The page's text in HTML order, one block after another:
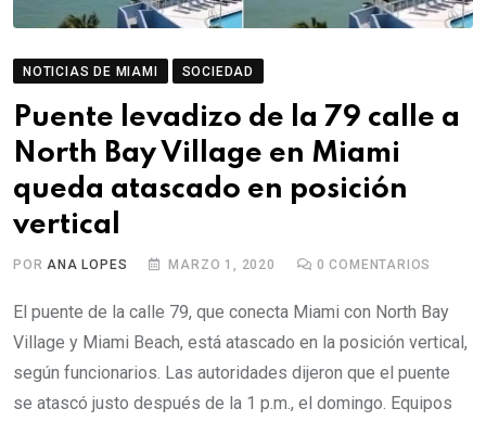
NOTICIAS DE MIAMI SOCIEDAD
Puente levadizo de la 79 calle a
North Bay Village en Miami
queda atascado en posición
vertical
PORANA LOPES MARZO 1, 2020 0 COMENTARIOS
El puente de la calle 79, que conecta Miami con North Bay
Village y Miami Beach, está atascado en la posición vertical,
según funcionarios. Las autoridades dijeron que el puente
se atascó justo después de la 1 p.m., el domingo. Equipos